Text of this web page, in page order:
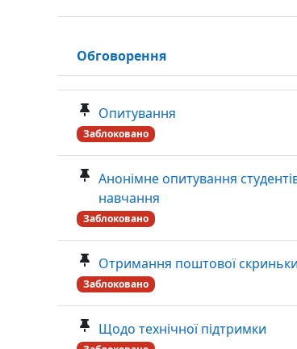
Статус
Обговорення
Опитування
Заблоковано
Анонімне опитування
навчання
Заблоковано
Отримання поштової
Заблоковано
Щодо технічної підтримки